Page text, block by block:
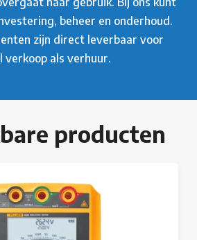
beheer en onderhoud.
zijn direct leverbaar voor
verkoop als verhuur.
producten